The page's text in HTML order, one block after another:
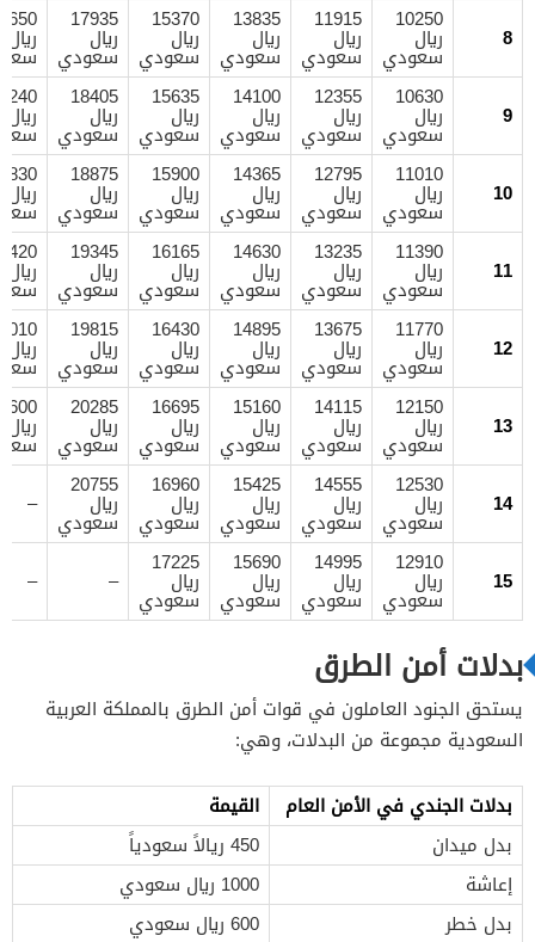
8
10250
ريال
سعودي
11915
ريال
سعودي
13835
ريال
سعودي
15370
ريال
سعودي
17935
ريال
سعودي
ريال
9
10630
ريال
سعودي
12355
ريال
سعودي
14100
ريال
سعودي
15635
ريال
سعودي
18405
ريال
سعودي
ريال
10
11010
ريال
سعودي
12795
ريال
سعودي
14365
ريال
سعودي
15900
ريال
سعودي
18875
ريال
سعودي
ريال
11
11390
ريال
سعودي
13235
ريال
سعودي
14630
ريال
سعودي
16165
ريال
سعودي
19345
ريال
سعودي
ريال
12
11770
ريال
سعودي
13675
ريال
سعودي
14895
ريال
سعودي
16430
ريال
سعودي
19815
ريال
سعودي
ريال
13
12150
ريال
سعودي
14115
ريال
سعودي
15160
ريال
سعودي
16695
ريال
سعودي
20285
ريال
سعودي
ريال
14
12530
ريال
سعودي
14555
ريال
سعودي
15425
ريال
سعودي
16960
ريال
سعودي
20755
ريال
سعودي
–
15
12910
ريال
سعودي
14995
ريال
سعودي
15690
ريال
سعودي
17225
ريال
سعودي
–
–
بدلات أمن الطرق
يستحق الجنود العاملون في قوات أمن الطرق بالمملكة العربية
السعودية مجموعة من البدلات، وهي:
بدلات الجندي في الأمن العام
القيمة
بدل ميدان
450 ريالاً سعودياً
إعاشة
1000 ريال سعودي
بدل خطر
600 ريال سعودي